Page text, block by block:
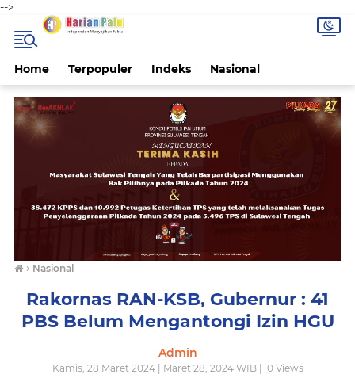
-->
Home Terpopuler Indeks Nasional
› Nasional
Rakornas RAN-KSB, Gubernur : 41
PBS Belum Mengantongi Izin HGU
Admin
Kamis, 28 Maret 2024 | Maret 28, 2024 WIB | 0Views